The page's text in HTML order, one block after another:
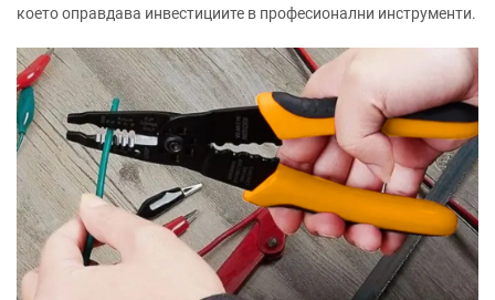
което оправдава инвестициите в професионални инструменти.